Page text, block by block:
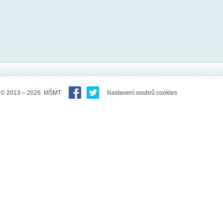
© 2013 – 2026 MŠMT Nastavení soubrů cookies